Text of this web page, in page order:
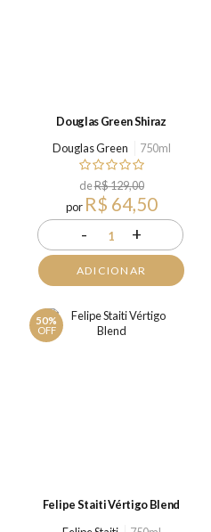
Douglas Green Shiraz
Douglas Green
750ml
deR$ 129,00
por R$ 64,50
- 1 +
ADICIONAR
50%
OFF
Felipe Staiti Vértigo Blend